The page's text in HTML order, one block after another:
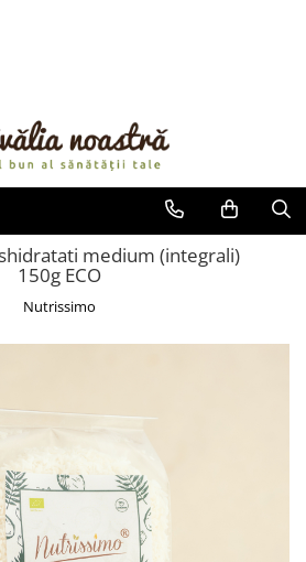
/ MIERE
medium (integrali)
150g ECO
Nutrissimo